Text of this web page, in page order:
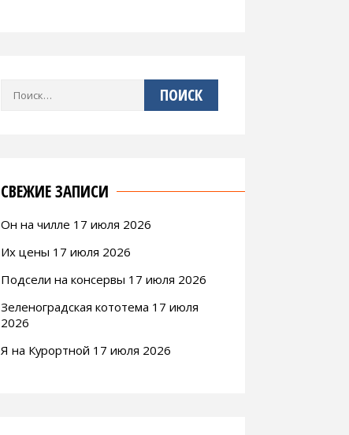
СВЕЖИЕ ЗАПИСИ
Он на чилле 17 июля 2026
Их цены 17 июля 2026
Подсели на консервы 17 июля 2026
Зеленоградская кототема 17 июля
2026
Я на Курортной 17 июля 2026